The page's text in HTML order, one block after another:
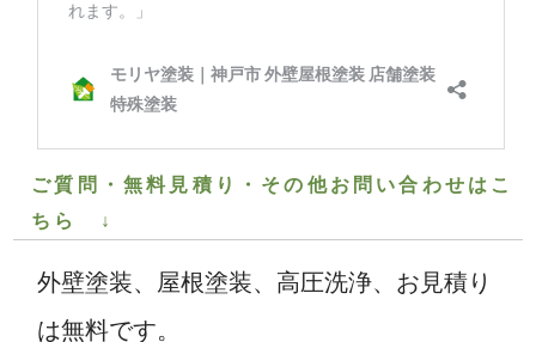
ご質問・無料見積り・その他お問い合わせはこ
ちら ↓
外壁塗装、屋根塗装、高圧洗浄、お見積り
は無料です。